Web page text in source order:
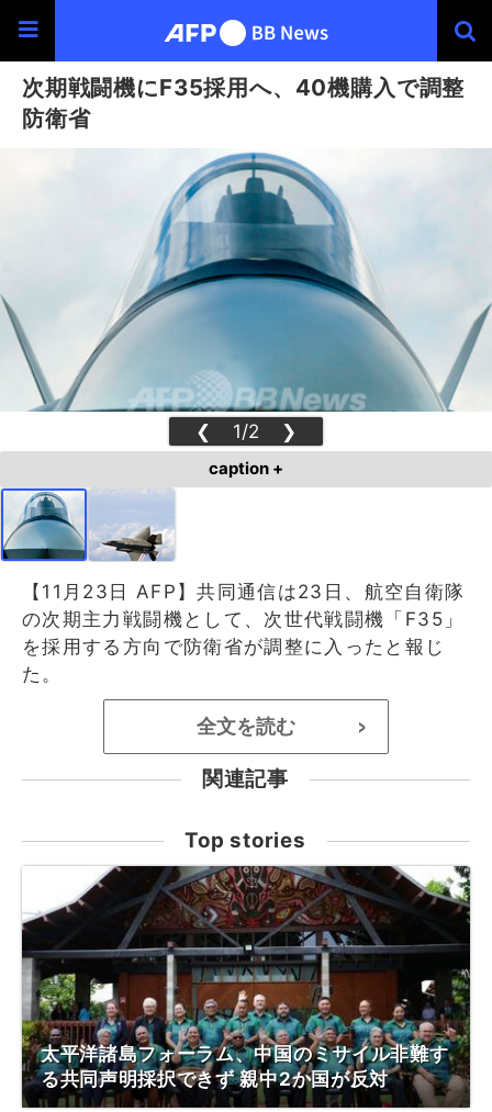
次期戦闘機にF35採用へ、40機購入で調整
防衛省
❮ 1/2 ❯
caption +
【11月23日 AFP】共同通信は23日、航空自衛隊
の次期主力戦闘機として、次世代戦闘機「F35」
を採用する方向で防衛省が調整に入ったと報じ
た。
全文を読む >
関連記事
Top stories
太平洋諸島フォーラム、中国のミサイル非難す
る共同声明採択できず 親中2か国が反対